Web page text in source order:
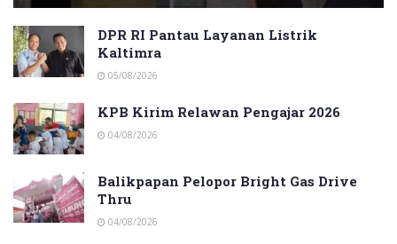
DPR RI Pantau Layanan Listrik
Kaltimra
05/08/2026
KPB Kirim Relawan Pengajar 2026
04/08/2026
Balikpapan Pelopor Bright Gas Drive
Thru
04/08/2026